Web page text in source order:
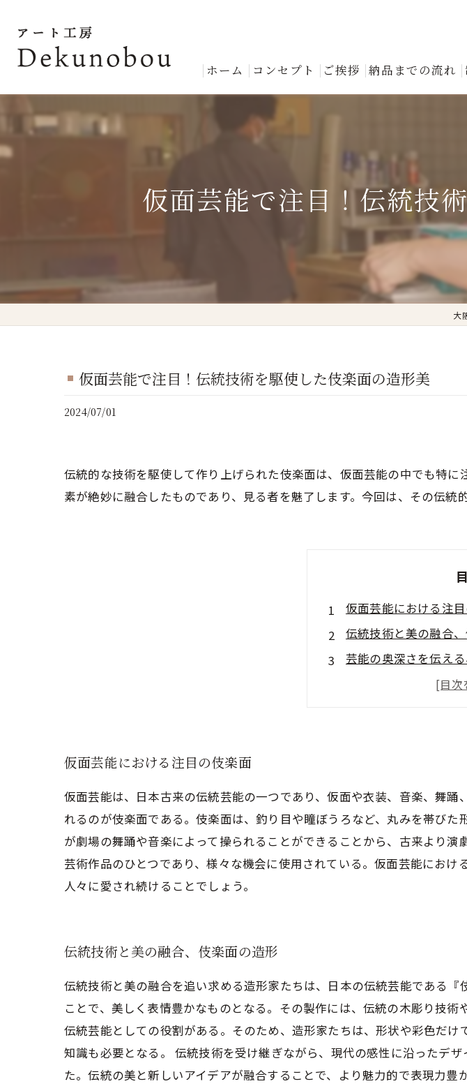
ホーム コンセプト ご挨拶 納品までの流れ
仮面芸能で注目！伝統技
大
仮面芸能で注目！伝統技術を駆使した伎楽面の造形美
2024/07/01
伝統的な技術を駆使して作り上げられた伎楽面は、仮面芸能の中でも特
素が絶妙に融合したものであり、見る者を魅了します。今回は、その伝統
仮面芸能における注
伝統技術と美の融合
芸能の奥深さを伝え
仮面芸能における注目の伎楽面
仮面芸能は、日本古来の伝統芸能の一つであり、仮面や衣装、音楽、舞
れるのが伎楽面である。伎楽面は、釣り目や瞳ぼうろなど、丸みを帯び
が劇場の舞踊や音楽によって操られることができることから、古来より
芸術作品のひとつであり、様々な機会に使用されている。仮面芸能にお
人々に愛され続けることでしょう。
伝統技術と美の融合、伎楽面の造形
伝統技術と美の融合を追い求める造形家たちは、日本の伝統芸能である
ことで、美しく表情豊かなものとなる。その製作には、伝統の木彫り技
伝統芸能としての役割がある。そのため、造形家たちは、形状や彩色だ
知識も必要となる。 伝統技術を受け継ぎながら、現代の感性に沿ったデ
た。伝統の美と新しいアイデアが融合することで、より魅力的で表現力